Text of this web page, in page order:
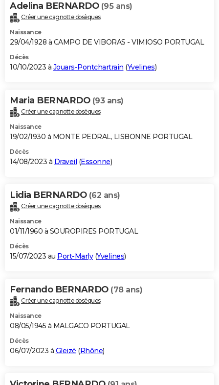
Adelina BERNARDO (95 ans)
Créer une cagnotte obsèques
Naissance
29/04/1928 à CAMPO DE VIBORAS - VIMIOSO PORTUGAL
Décès
10/10/2023 à Jouars-Pontchartrain (Yvelines)
Maria BERNARDO (93 ans)
Créer une cagnotte obsèques
Naissance
19/02/1930 à MONTE PEDRAL, LISBONNE PORTUGAL
Décès
14/08/2023 à Draveil (Essonne)
Lidia BERNARDO (62 ans)
Créer une cagnotte obsèques
Naissance
01/11/1960 à SOUROPIRES PORTUGAL
Décès
15/07/2023 au Port-Marly(Yvelines)
Fernando BERNARDO (78 ans)
Créer une cagnotte obsèques
Naissance
08/05/1945 à MALGACO PORTUGAL
Décès
06/07/2023 à Gleizé (Rhône)